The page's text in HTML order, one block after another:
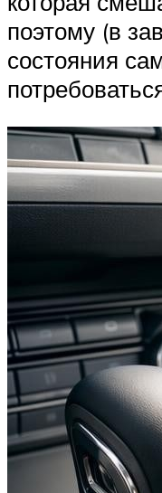
поэтому (в
состояния